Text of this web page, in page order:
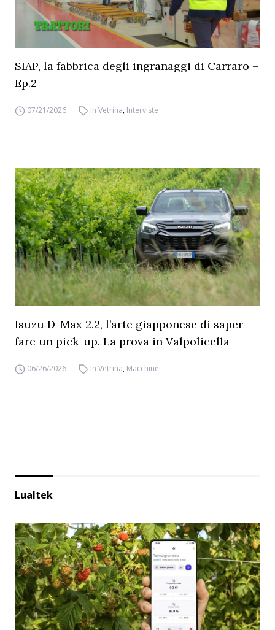
SIAP, la fabbrica degli ingranaggi di Carraro –
Ep.2
07/21/2026 In Vetrina, Interviste
Isuzu D-Max 2.2, l’arte giapponese di saper
fare un pick-up. La prova in Valpolicella
06/26/2026 In Vetrina, Macchine
Lualtek